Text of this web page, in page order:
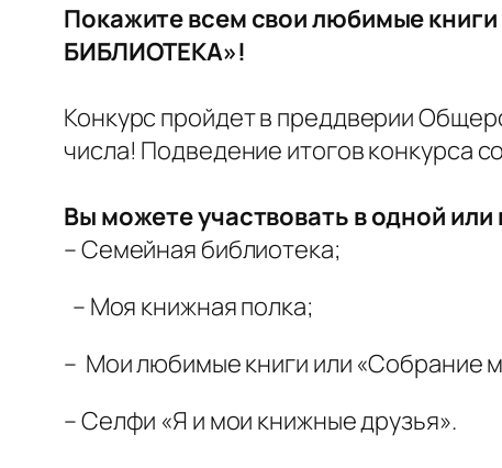
Покажите всем свои любимые
БИБЛИОТЕКА»!
Конкурс пройдет в преддверии
числа! Подведение итогов конкурса
Вы можете участвовать в одной
– Семейная библиотека;
– Моя книжная полка;
– Мои любимые книги или «Собрание
– Селфи «Я и мои книжные друзья».